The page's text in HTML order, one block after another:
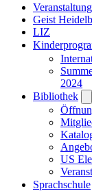
Geist
LIZ
2024
Bibliothek
US
Sprachschule